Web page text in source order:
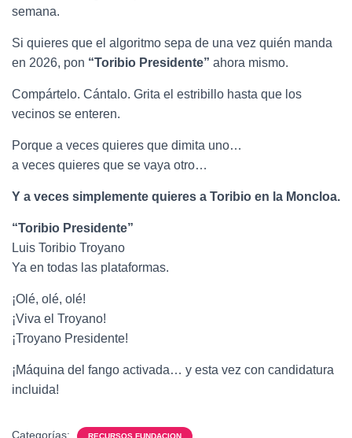
semana.
Si quieres que el algoritmo sepa de una vez quién manda
en 2026, pon “Toribio Presidente” ahora mismo.
Compártelo. Cántalo. Grita el estribillo hasta que los
vecinos se enteren.
Porque a veces quieres que dimita uno…
a veces quieres que se vaya otro…
Y a veces simplemente quieres a Toribio en la Moncloa.
“Toribio Presidente”
Luis Toribio Troyano
Ya en todas las plataformas.
¡Olé, olé, olé!
¡Viva el Troyano!
¡Troyano Presidente!
¡Máquina del fango activada… y esta vez con candidatura
incluida!
Categorías: RECURSOS FUNDACION